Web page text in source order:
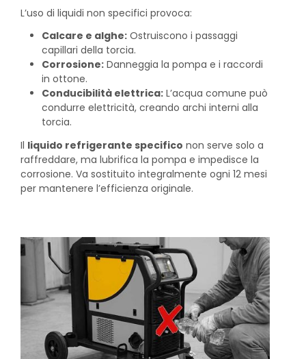
L’uso di liquidi non specifici provoca:
Calcare e alghe:Ostruiscono i passaggi
capillari della torcia.
Corrosione:Danneggia la pompa e i raccordi
in ottone.
Conducibilità elettrica:L’acqua comune può
condurre elettricità, creando archi interni alla
torcia.
Il liquido refrigerante specifico non serve solo a
raffreddare, ma lubrifica la pompa e impedisce la
corrosione. Va sostituito integralmente ogni 12 mesi
per mantenere l’efficienza originale.